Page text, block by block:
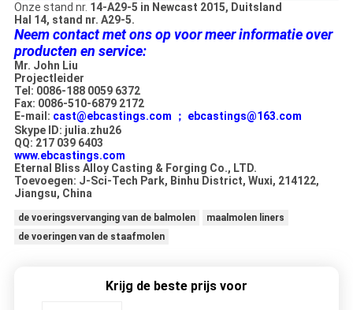
Onze stand nr. 14-A29-5 in Newcast 2015, Duitsland
Hal 14, stand nr. A29-5.
Neem contact met ons op voor meer informatie over
producten en service:
Mr. John Liu
Projectleider
Tel: 0086-188 0059 6372
Fax: 0086-510-6879 2172
E-mail: cast@ebcastings.com ； ebcastings@163.com
Skype ID: julia.zhu26
QQ: 217 039 6403
www.ebcastings.com
Eternal Bliss Alloy Casting & Forging Co., LTD.
Toevoegen: J-Sci-Tech Park, Binhu District, Wuxi, 214122,
Jiangsu, China
de voeringsvervanging van de balmolen
maalmolen liners
de voeringen van de staafmolen
Krijg de beste prijs voor